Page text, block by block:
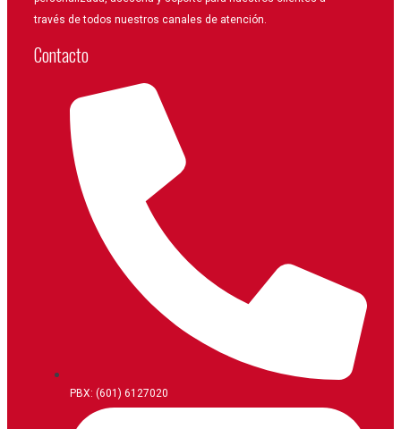
través de todos nuestros canales de atención.
Contacto
PBX: (601) 6127020